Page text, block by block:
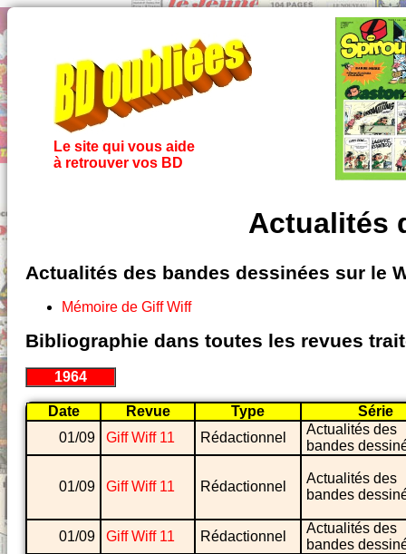
Le site qui vous aide
à retrouver vos BD
Actualités
Actualités des bandes dessinées sur le
Mémoire de Giff Wiff
Bibliographie dans toutes les revues
1964
Date Revue Type
Série
01/09
Giff Wiff 11 Rédactionnel
Actualités des
bandes
01/09 Giff Wiff 11 Rédactionnel
Actualités des
bandes
01/09 Giff Wiff 11 Rédactionnel
Actualités des
bandes